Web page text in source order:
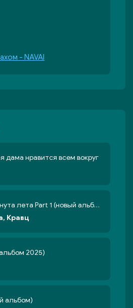
- NAVAI
дама нравится всем вокруг
Одна минута лета Part 1 (новый альбом 2025)
Кравц
2025)
альбом)